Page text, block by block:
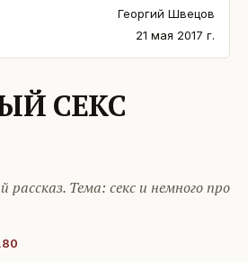
Георгий Швецов
21 мая 2017 г.
СЕКС
Тема: секс и немного про